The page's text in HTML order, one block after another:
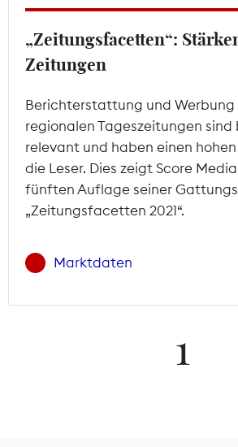
Mitgliederbereich
„Zeitungsfacetten“:
Zeitungen
Berichterstattung und Werbung
regionalen Tageszeitungen sind
relevant und haben einen
die Leser. Dies zeigt Score
fünften Auflage seiner
„Zeitungsfacetten 2021“.
Marktdaten
1